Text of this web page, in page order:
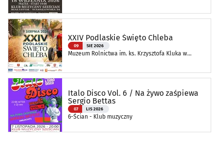
XXIV Podlaskie Święto Chleba
09 SIE 2026
Muzeum Rolnictwa im. ks. Krzysztofa Kluka w
Italo Disco Vol. 6 / Na żywo zaśpiewa
Sergio Bettas
07 LIS 2026
6-Ścian - Klub muzyczny